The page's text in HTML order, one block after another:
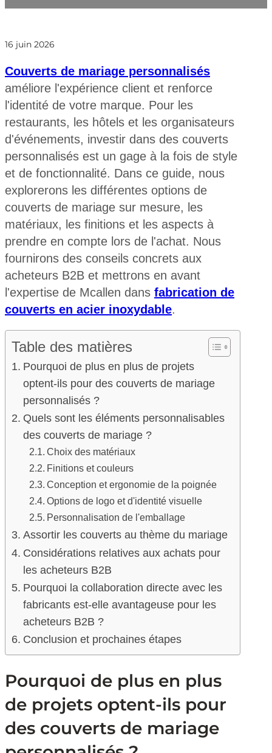
16 juin 2026
Couverts de mariage personnalisés
améliore l'expérience client et renforce
l'identité de votre marque. Pour les
restaurants, les hôtels et les organisateurs
d'événements, investir dans des couverts
personnalisés est un gage à la fois de style
et de fonctionnalité. Dans ce guide, nous
explorerons les différentes options de
couverts de mariage sur mesure, les
matériaux, les finitions et les aspects à
prendre en compte lors de l'achat. Nous
fournirons des conseils concrets aux
acheteurs B2B et mettrons en avant
l'expertise de Mcallen dans fabrication de
couverts en acier inoxydable.
Table des matières
Pourquoi de plus en plus de projets
optent-ils pour des couverts de mariage
personnalisés ?
Quels sont les éléments personnalisables
des couverts de mariage ?
Choix des matériaux
Finitions et couleurs
Conception et ergonomie de la poignée
Options de logo et d'identité visuelle
Personnalisation de l'emballage
Assortir les couverts au thème du mariage
Considérations relatives aux achats pour
les acheteurs B2B
Pourquoi la collaboration directe avec les
fabricants est-elle avantageuse pour les
acheteurs B2B ?
Conclusion et prochaines étapes
Pourquoi de plus en plus
de projets optent-ils pour
des couverts de mariage